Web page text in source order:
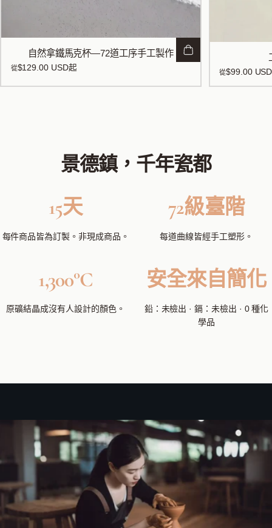
自然拿鐵馬克杯—72道工序手工製作
從$129.00 USD起
從$99.00 USD
景德鎮，千年瓷都
15天
每件商品皆為訂製。非現成商品。
72級臺階
每道曲線皆經手工塑形。
1,300°C
原礦結晶成沒有人設計的顏色。
安全來自簡化
鉛：未檢出 · 鎘：未檢出 · 0 種化
學品